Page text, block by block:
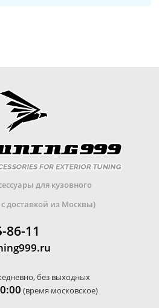
для кузовного
доставкой из Москвы)
86-11
без выходных
(время московское)